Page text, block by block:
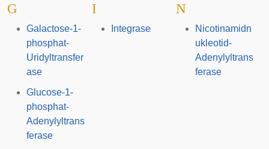
G
Galactose-1-
phosphat-
Uridyltransfer
ase
Glucose-1-
phosphat-
Adenylyltrans
ferase
I
Integrase
N
Nicotinamidn
ukleotid-
Adenylyltrans
ferase